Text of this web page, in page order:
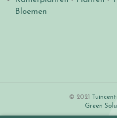
Bloemen
© 2021
Green